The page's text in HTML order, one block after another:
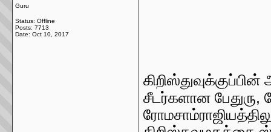
Guru
Status: Offline
Posts: 7713
Date: Oct 10, 2017
சீடர்களான பேதுரு,